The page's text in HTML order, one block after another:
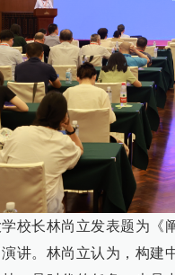
校长林尚立发表题为《
讲。林尚立认为，构建